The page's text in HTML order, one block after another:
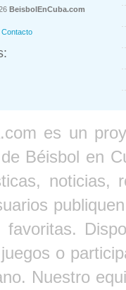
BeisbolEnCuba.com
Contacto
es un
Béisbol en
noticias,
o
Nuestro